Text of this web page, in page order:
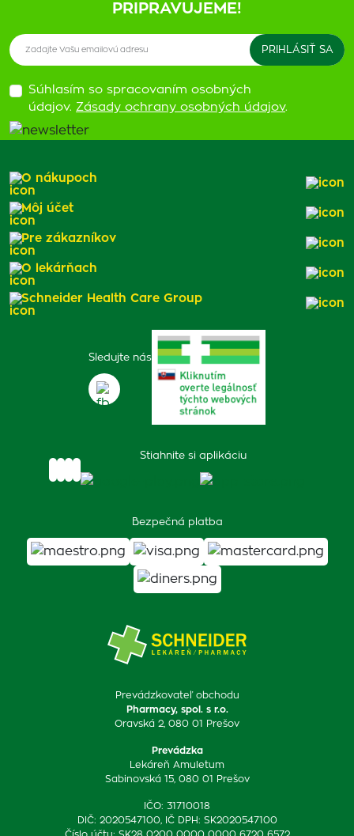
PRIPRAVUJEME!
Súhlasím so spracovaním osobných
údajov. Zásady ochrany osobných údajov.
Prevádzkovateľ obchodu
Pharmacy, spol. s r.o.
Oravská 2, 080 01 Prešov
Prevádzka
Lekáreň Amuletum
Sabinovská 15, 080 01 Prešov
IČO: 31710018
DIČ: 2020547100, IČ DPH: SK2020547100
Sledujte nás
Stiahnite si aplikáciu
Bezpečná platba
O nákupoch
Môj účet
Pre zákazníkov
O lekárňach
Schneider Health Care Group